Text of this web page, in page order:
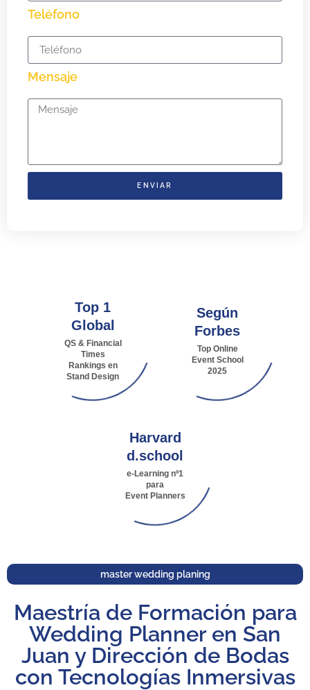
Teléfono
Mensaje
ENVIAR
Top 1
Global
QS & Financial
Times
Rankings en
Stand Design
Según
Forbes
Top Online
Event School
2025
Harvard
d.school
e-Learning nº1
para
Event Planners
master wedding planing
Maestría de Formación para
Wedding Planner en San
Juan y Dirección de Bodas
con Tecnologías Inmersivas